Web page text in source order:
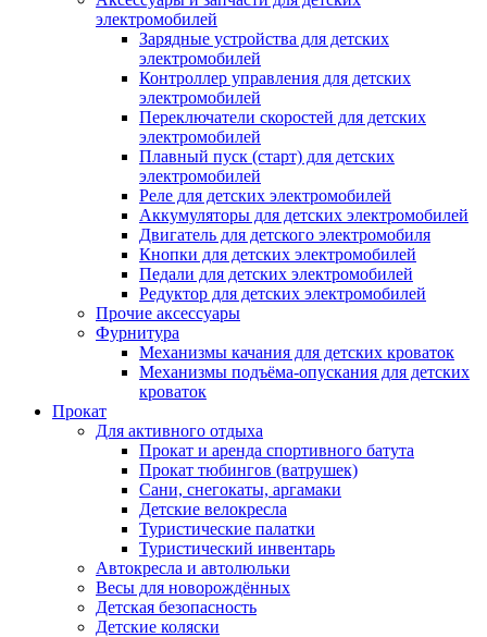
электромобилей
Зарядные устройства для детских
электромобилей
Контроллер управления для детских
электромобилей
Переключатели скоростей для детских
электромобилей
Плавный пуск (старт) для детских
электромобилей
Реле для детских электромобилей
Аккумуляторы для детских электромобилей
Двигатель для детского электромобиля
Кнопки для детских электромобилей
Педали для детских электромобилей
Редуктор для детских электромобилей
Прочие аксессуары
Фурнитура
Механизмы качания для детских кроваток
Механизмы подъёма-опускания для детских
кроваток
Прокат
Для активного отдыха
Прокат и аренда спортивного батута
Прокат тюбингов (ватрушек)
Сани, снегокаты, аргамаки
Детские велокресла
Туристические палатки
Туристический инвентарь
Автокресла и автолюльки
Весы для новорождённых
Детская безопасность
Детские коляски